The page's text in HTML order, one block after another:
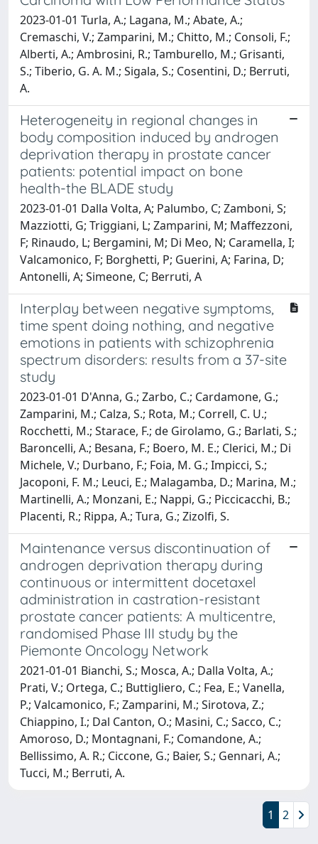
2023-01-01 Turla, A.; Lagana, M.; Abate, A.;
Cremaschi, V.; Zamparini, M.; Chitto, M.; Consoli, F.;
Alberti, A.; Ambrosini, R.; Tamburello, M.; Grisanti,
S.; Tiberio, G. A. M.; Sigala, S.; Cosentini, D.; Berruti,
A.
Heterogeneity in regional changes in
body composition induced by androgen
deprivation therapy in prostate cancer
patients: potential impact on bone
health-the BLADE study
2023-01-01 Dalla Volta, A; Palumbo, C; Zamboni, S;
Mazziotti, G; Triggiani, L; Zamparini, M; Maffezzoni,
F; Rinaudo, L; Bergamini, M; Di Meo, N; Caramella, I;
Valcamonico, F; Borghetti, P; Guerini, A; Farina, D;
Antonelli, A; Simeone, C; Berruti, A
Interplay between negative symptoms,
time spent doing nothing, and negative
emotions in patients with schizophrenia
spectrum disorders: results from a 37-site
study
2023-01-01 D'Anna, G.; Zarbo, C.; Cardamone, G.;
Zamparini, M.; Calza, S.; Rota, M.; Correll, C. U.;
Rocchetti, M.; Starace, F.; de Girolamo, G.; Barlati, S.;
Baroncelli, A.; Besana, F.; Boero, M. E.; Clerici, M.; Di
Michele, V.; Durbano, F.; Foia, M. G.; Impicci, S.;
Jacoponi, F. M.; Leuci, E.; Malagamba, D.; Marina, M.;
Martinelli, A.; Monzani, E.; Nappi, G.; Piccicacchi, B.;
Placenti, R.; Rippa, A.; Tura, G.; Zizolfi, S.
Maintenance versus discontinuation of
androgen deprivation therapy during
continuous or intermittent docetaxel
administration in castration-resistant
prostate cancer patients: A multicentre,
randomised Phase III study by the
Piemonte Oncology Network
2021-01-01 Bianchi, S.; Mosca, A.; Dalla Volta, A.;
Prati, V.; Ortega, C.; Buttigliero, C.; Fea, E.; Vanella,
P.; Valcamonico, F.; Zamparini, M.; Sirotova, Z.;
Chiappino, I.; Dal Canton, O.; Masini, C.; Sacco, C.;
Amoroso, D.; Montagnani, F.; Comandone, A.;
Bellissimo, A. R.; Ciccone, G.; Baier, S.; Gennari, A.;
Tucci, M.; Berruti, A.
1 2